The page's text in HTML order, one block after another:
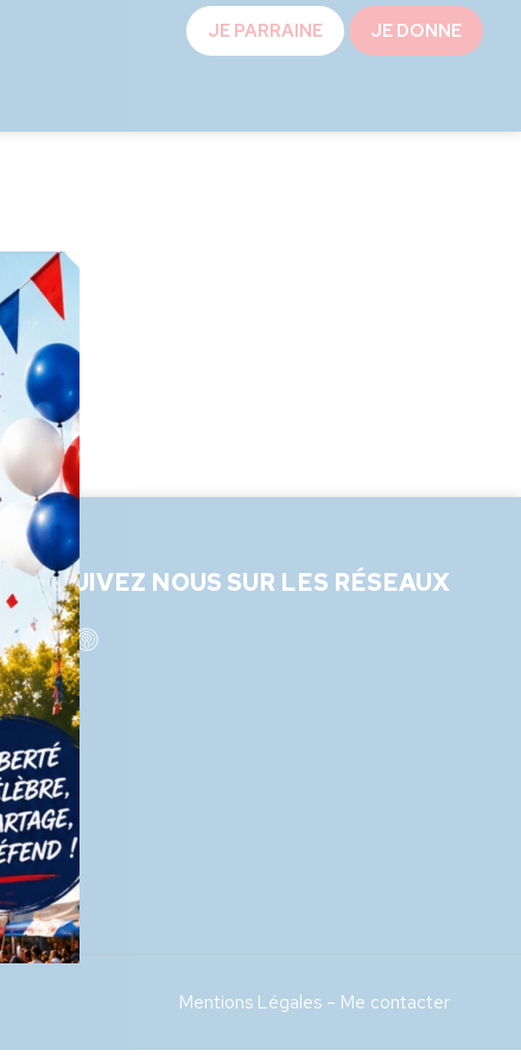
JE PARRAINE JE DONNE
SUIVEZ NOUS SUR LES RÉSEAUX
Mentions Légales – Me contacter